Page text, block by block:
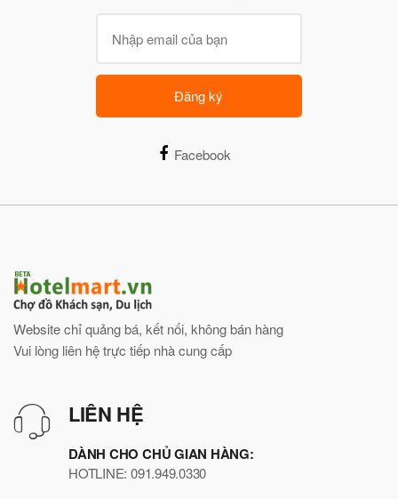
Đăng ký
Facebook
Website chỉ quảng bá, kết nối, không bán hàng
Vui lòng liên hệ trực tiếp nhà cung cấp
LIÊN HỆ
DÀNH CHO CHỦ GIAN HÀNG:
HOTLINE: 091.949.0330